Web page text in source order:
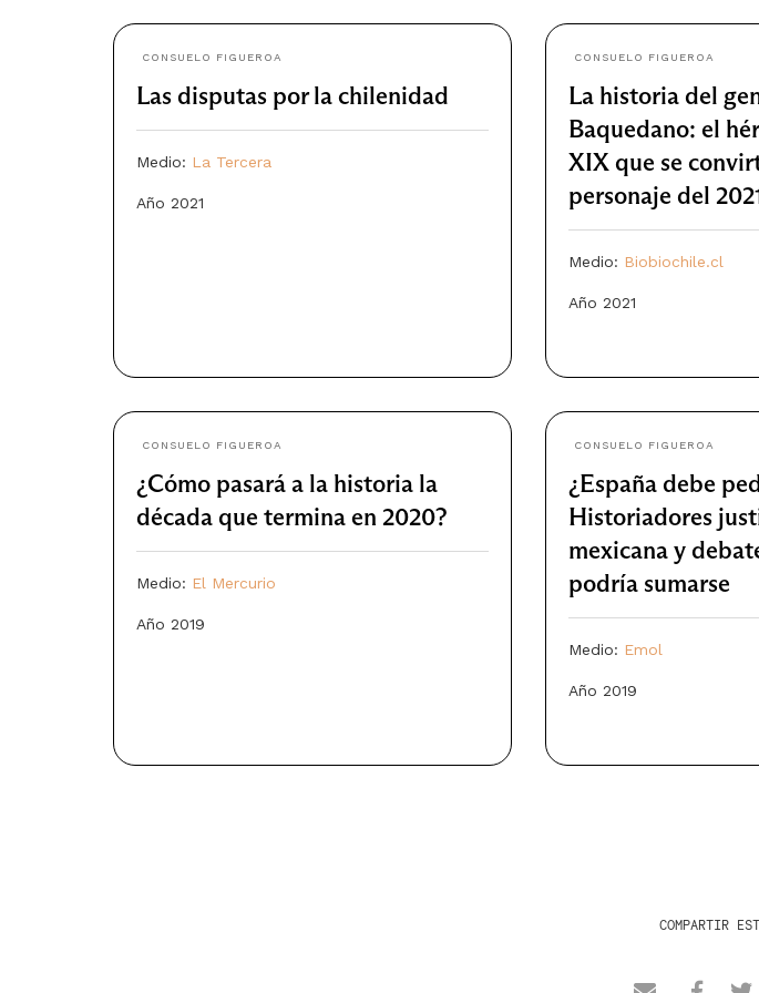
CONSUELO FIGUEROA
Las disputas por la chilenidad
Medio: La Tercera
Año 2021
CONSUELO FIGUEROA
La historia del
Baquedano: el
XIX que se
personaje del
Medio: Biobiochile.cl
Año 2021
CONSUELO FIGUEROA
¿Cómo pasará a la historia la
década que termina en 2020?
Medio: El Mercurio
Año 2019
CONSUELO FIGUEROA
¿España debe
Historiadores
mexicana y
podría sumarse
Medio: Emol
Año 2019
COMPARTIR